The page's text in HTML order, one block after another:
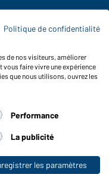
protection act
Politique de confidentialité
de nos visiteurs, améliorer
vous faire vivre une expérience
que nous utilisons, ouvrez les
Performance
La publicité
les paramètres